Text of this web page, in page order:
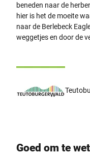
beneden naar de
hier is het de moeite
naar de Berlebeck
weggetjes en door de
Goed om te